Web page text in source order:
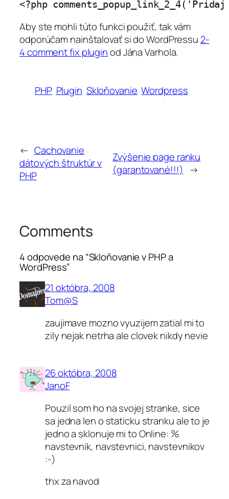
Aby ste mohli túto funkci použiť, tak vám
odporúčam nainštalovať si do WordPressu 2-
4 comment fix pluginod Jána Varhola.
PHP Plugin Skloňovanie Wordpress
← Cachovanie
dátových štruktúr v
PHP
Zvýšenie page ranku
(garantované!!!) →
Comments
4 odpovede na “Skloňovanie v PHP a
WordPress”
21 októbra, 2008
Tom@S
zaujimave mozno vyuzijem zatial mi to
zily nejak netrha ale clovek nikdy nevie
26 októbra, 2008
JanoF
Pouzil som ho na svojej stranke, sice
sa jedna len o staticku stranku ale to je
jedno a sklonuje mi to Online: %
navstevnik, navstevnici, navstevnikov
:-)
thx za navod